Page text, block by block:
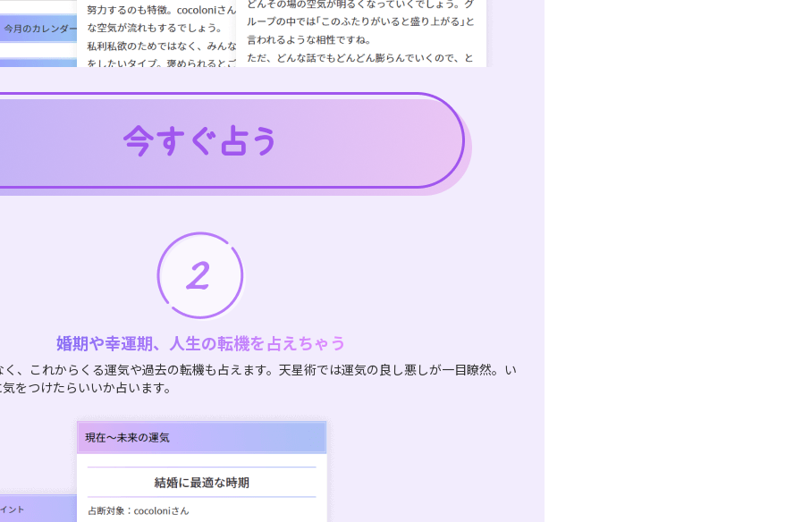
婚期や幸運期、人生の転機を占えちゃう
、これからくる運気や過去の転機も占えます。天星術では運気の良し悪しが一目瞭然。い
をつけたらいいか占います。